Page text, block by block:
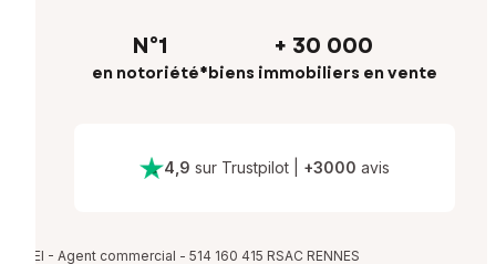
N°1
en notoriété*
+ 30 000
biens immobiliers en vente
4,9 sur Trustpilot| +3000 avis
EI - Agent commercial - 514 160 415 RSAC RENNES